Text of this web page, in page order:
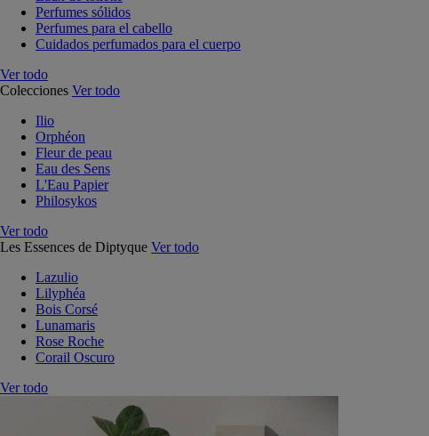
Perfumes sólidos
Perfumes para el cabello
Cuidados perfumados para el cuerpo
Ver todo
Colecciones Ver todo
Ilio
Orphéon
Fleur de peau
Eau des Sens
L'Eau Papier
Philosykos
Ver todo
Les Essences de Diptyque Ver todo
Lazulio
Lilyphéa
Bois Corsé
Lunamaris
Rose Roche
Corail Oscuro
Ver todo